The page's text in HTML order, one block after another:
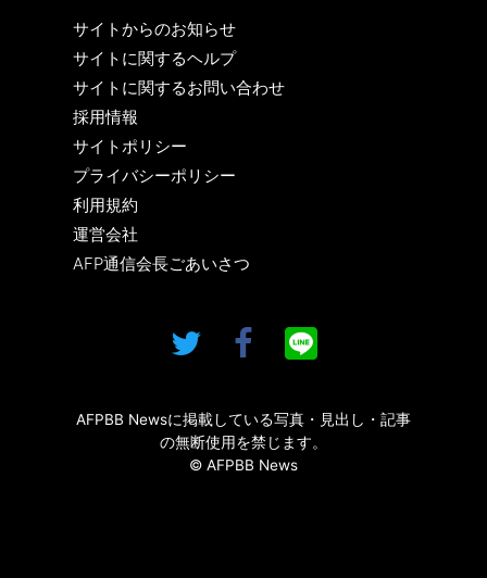
サイトからのお知らせ
サイトに関するヘルプ
サイトに関するお問い合わせ
採用情報
サイトポリシー
プライバシーポリシー
利用規約
運営会社
AFP通信会長ごあいさつ
AFPBB Newsに掲載している写真・見出し・記事
の無断使用を禁じます。
© AFPBB News